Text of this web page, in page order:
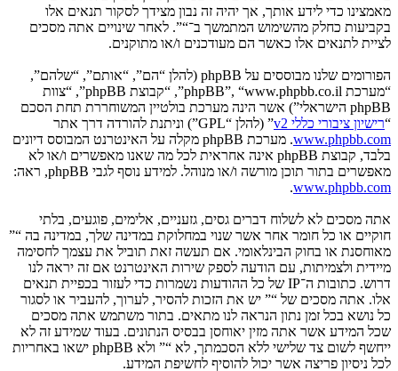
מאמצינו כדי לידע אותך, אך יהיה זה נבון מצידך לסקור תנאים אלו
בקביעות כחלק מהשימוש המתמשך ב־“”. לאחר שינויים אתה מסכים
לציית לתנאים אלו כאשר הם מעודכנים ו/או מתוקנים.
הפורומים שלנו מבוססים על phpBB (להלן “הם”, “אותם”, “שלהם”,
“מערכת phpBB”, “www.phpbb.co.il”, “קבוצת phpBB”, “צוות
phpBB הישראלי”) אשר הינה מערכת בולטיין המשוחררת תחת הסכם
“רישיון ציבורי כללי v2
” (להלן “GPL”) וניתנת להורדה דרך אתר
www.phpbb.com
. מערכת phpBB מקלה על האינטרנט המבוסס דיונים
בלבד, קבוצת phpBB אינה אחראית לכל מה שאנו מאפשרים ו/או לא
מאפשרים בתור תוכן מורשה ו/או מנוהל. למידע נוסף לגבי phpBB, ראה:
www.phpbb.com
.
אתה מסכים לא לשלוח דברים גסים, גזעניים, אלימים, פוגעים, בלתי
חוקיים או כל חומר אחר אשר שנוי במחלוקת במדינה שלך, במדינה בה “”
מאוחסנת או בחוק הבינלאומי. אם תעשה זאת תוביל את עצמך לחסימה
מיידית ולצמיתות, עם הודעה לספק שירות האינטרנט אם זה יראה לנו
דרוש. כתובות ה־IP של כל ההודעות נשמרות כדי לעזור בכפיית תנאים
אלו. אתה מסכים של “” יש את הזכות להסיר, לערוך, להעביר או לסגור
כל נושא בכל זמן נתון הנראה לנו מתאים. בתור משתמש אתה מסכים
שכל המידע אשר אתה מזין יאוחסן בבסיס הנתונים. בעוד שמידע זה לא
ייחשף לשום צד שלישי ללא הסכמתך, לא “” ולא phpBB ישאו באחריות
לכל ניסיון פריצה אשר יכול להוסיף לחשיפת המידע.